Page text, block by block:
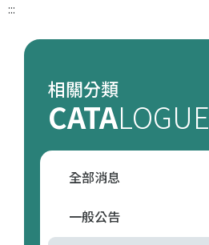
:::
相關分類
CATALOGUE
全部消息
一般公告